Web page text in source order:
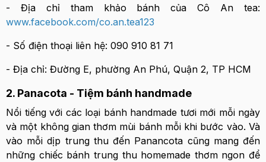
- Địa chỉ tham khảo bánh của Cô An tea:
www.facebook.com/co.an.tea123
- Số điện thoại liên hệ: 090 910 81 71
- Địa chỉ: Đường E, phường An Phú, Quận 2, TP HCM
2. Panacota - Tiệm bánh handmade
Nổi tiếng với các loại bánh handmade tươi mới mỗi ngày
và một không gian thơm mùi bánh mỗi khi bước vào. Và
vào mỗi dịp trung thu đến Panancota cũng mang đến
những chiếc bánh trung thu homemade thơm ngon để